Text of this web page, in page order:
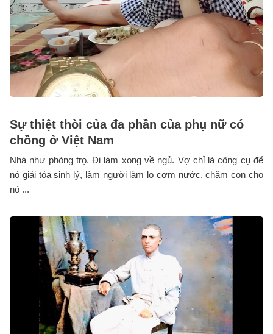
Sự thiệt thòi của đa phần của phụ nữ có
chồng ở Việt Nam
Nhà như phòng trọ. Đi làm xong về ngủ. Vợ chỉ là công cụ để
nó giải tỏa sinh lý, làm người làm lo cơm nước, chăm con cho
nó ...